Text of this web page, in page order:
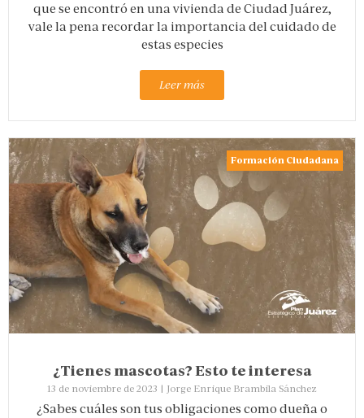
que se encontró en una vivienda de Ciudad Juárez,
vale la pena recordar la importancia del cuidado de
estas especies
Leer más
Formación Ciudadana
¿Tienes mascotas? Esto te interesa
13 de noviembre de 2023 | Jorge Enrique Brambila Sánchez
¿Sabes cuáles son tus obligaciones como dueña o